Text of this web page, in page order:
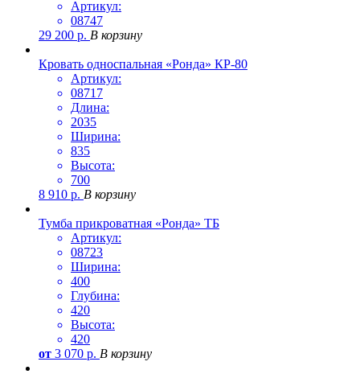
Артикул:
08747
29 200 р. В корзину
Кровать односпальная «Ронда» КР-80
Артикул:
08717
Длина:
2035
Ширина:
835
Высота:
700
8 910 р. В корзину
Тумба прикроватная «Ронда» ТБ
Артикул:
08723
Ширина:
400
Глубина:
420
Высота:
420
от 3 070 р. В корзину